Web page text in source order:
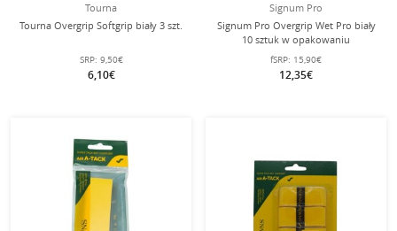
Tourna
Tourna Overgrip Softgrip biały 3 szt.
SRP: 9,50€
6,10€
Signum Pro
Signum Pro Overgrip Wet Pro biały
10 sztuk w opakowaniu
fSRP: 15,90€
12,35€